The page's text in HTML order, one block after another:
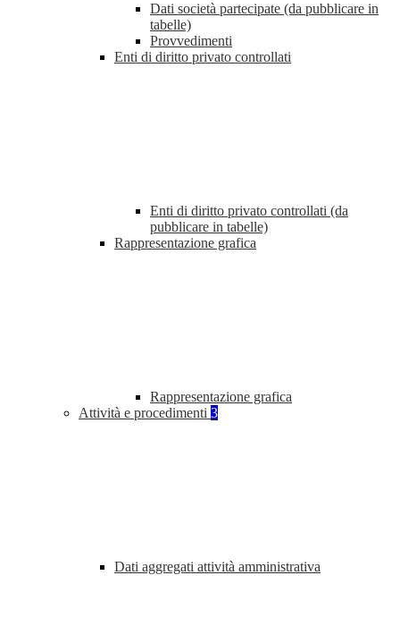
Dati società partecipate (da pubblicare in
tabelle)
Provvedimenti
Enti di diritto privato controllati
Enti di diritto privato controllati (da
pubblicare in tabelle)
Rappresentazione grafica
Rappresentazione grafica
Attività e procedimenti 3
Dati aggregati attività amministrativa